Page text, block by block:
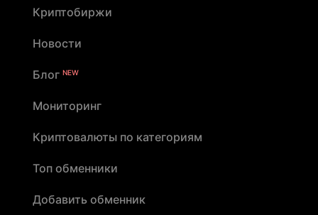
Криптобиржи
Новости
Блог NEW
Мониторинг
Криптовалюты по категориям
Топ обменники
Добавить обменник